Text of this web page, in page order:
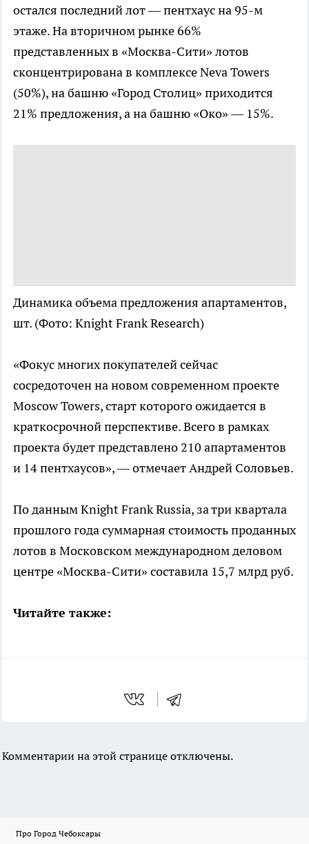
остался последний лот — пентхаус на 95-м
этаже. На вторичном рынке 66%
представленных в «Москва-Сити» лотов
сконцентрирована в комплексе Neva Towers
(50%), на башню «Город Столиц» приходится
21% предложения, а на башню «Око» — 15%.
Динамика объема предложения апартаментов,
шт. (Фото: Knight Frank Research)
«Фокус многих покупателей сейчас
сосредоточен на новом современном проекте
Moscow Towers, старт которого ожидается в
краткосрочной перспективе. Всего в рамках
проекта будет представлено 210 апартаментов
и 14 пентхаусов», — отмечает Андрей Соловьев.
По данным Knight Frank Russia, за три квартала
прошлого года суммарная стоимость проданных
лотов в Московском международном деловом
центре «Москва-Сити» составила 15,7 млрд руб.
Читайте также:
Комментарии на этой странице отключены.
Про Город Чебоксары